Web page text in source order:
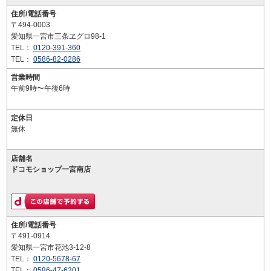
住所/電話番号
〒494-0003
愛知県一宮市三条ヱグロ98-1
TEL： 0120-391-360
TEL： 0586-82-0286
営業時間
午前9時〜午後6時
定休日
無休
店舗名
ドコモショップ一宮南店
住所/電話番号
〒491-0914
愛知県一宮市花池3-12-8
TEL： 0120-5678-67